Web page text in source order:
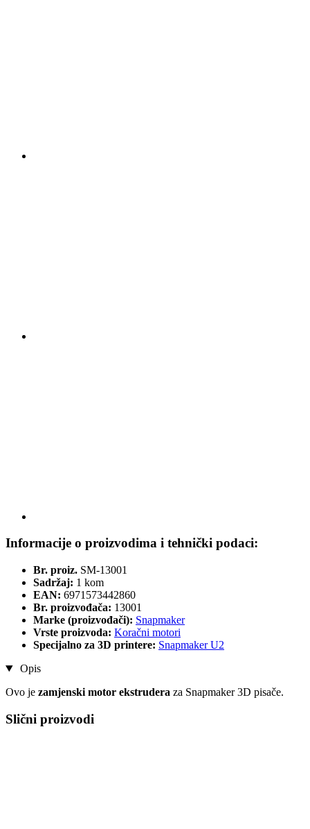
Informacije o proizvodima i tehnički podaci:
Br. proiz. SM-13001
Sadržaj: 1 kom
EAN: 6971573442860
Br. proizvođača: 13001
Marke (proizvođači): Snapmaker
Vrste proizvoda: Koračni motori
Specijalno za 3D printere: Snapmaker U2
Opis
Ovo je zamjenski motor ekstrudera za Snapmaker 3D pisače.
Slični proizvodi